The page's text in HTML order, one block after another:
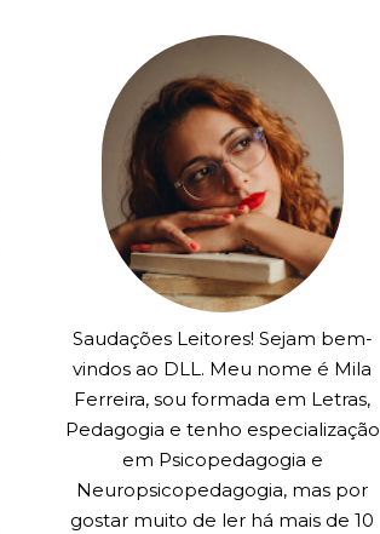
Saudações Leitores! Sejam bem-
vindos ao DLL. Meu nome é Mila
Ferreira, sou formada em Letras,
Pedagogia e tenho especialização
em Psicopedagogia e
Neuropsicopedagogia, mas por
gostar muito de ler há mais de 10